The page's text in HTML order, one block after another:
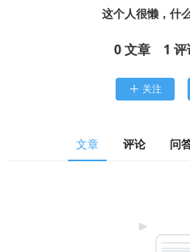
这个人很懒，什
0 文章 1 评
关注
文章 评论 问